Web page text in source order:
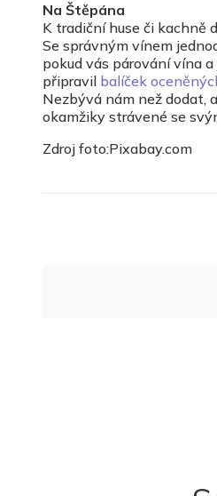
Na Štěpána
K tradiční huse či kachně
Se správným vínem
pokud vás párování vína
připravil balíček
Nezbývá nám než dodat,
okamžiky strávené se
Zdroj foto:Pixabay.com